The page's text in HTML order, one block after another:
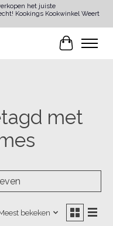
het juiste
Kookings Kookwinkel Weert
met
bekeken